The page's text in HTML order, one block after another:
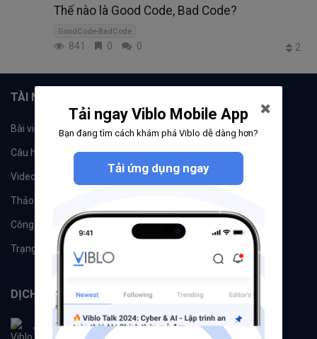
Thế nào là Good Code, Bad Code?
GoodCode-BadCode
841 0 0 2
TÀI NGUYÊN
Bài viết Tổ chức
Câu hỏi Tags
Videos Tác giả
Thảo luận
Công cụ Machine Learning
Trạng thái hệ thống
DỊCH VỤ
Viblo
Tải ngay Viblo Mobile App
Bạn đang tìm cách khám phá Viblo dễ dàng hơn?
Tải ứng dụng ngay